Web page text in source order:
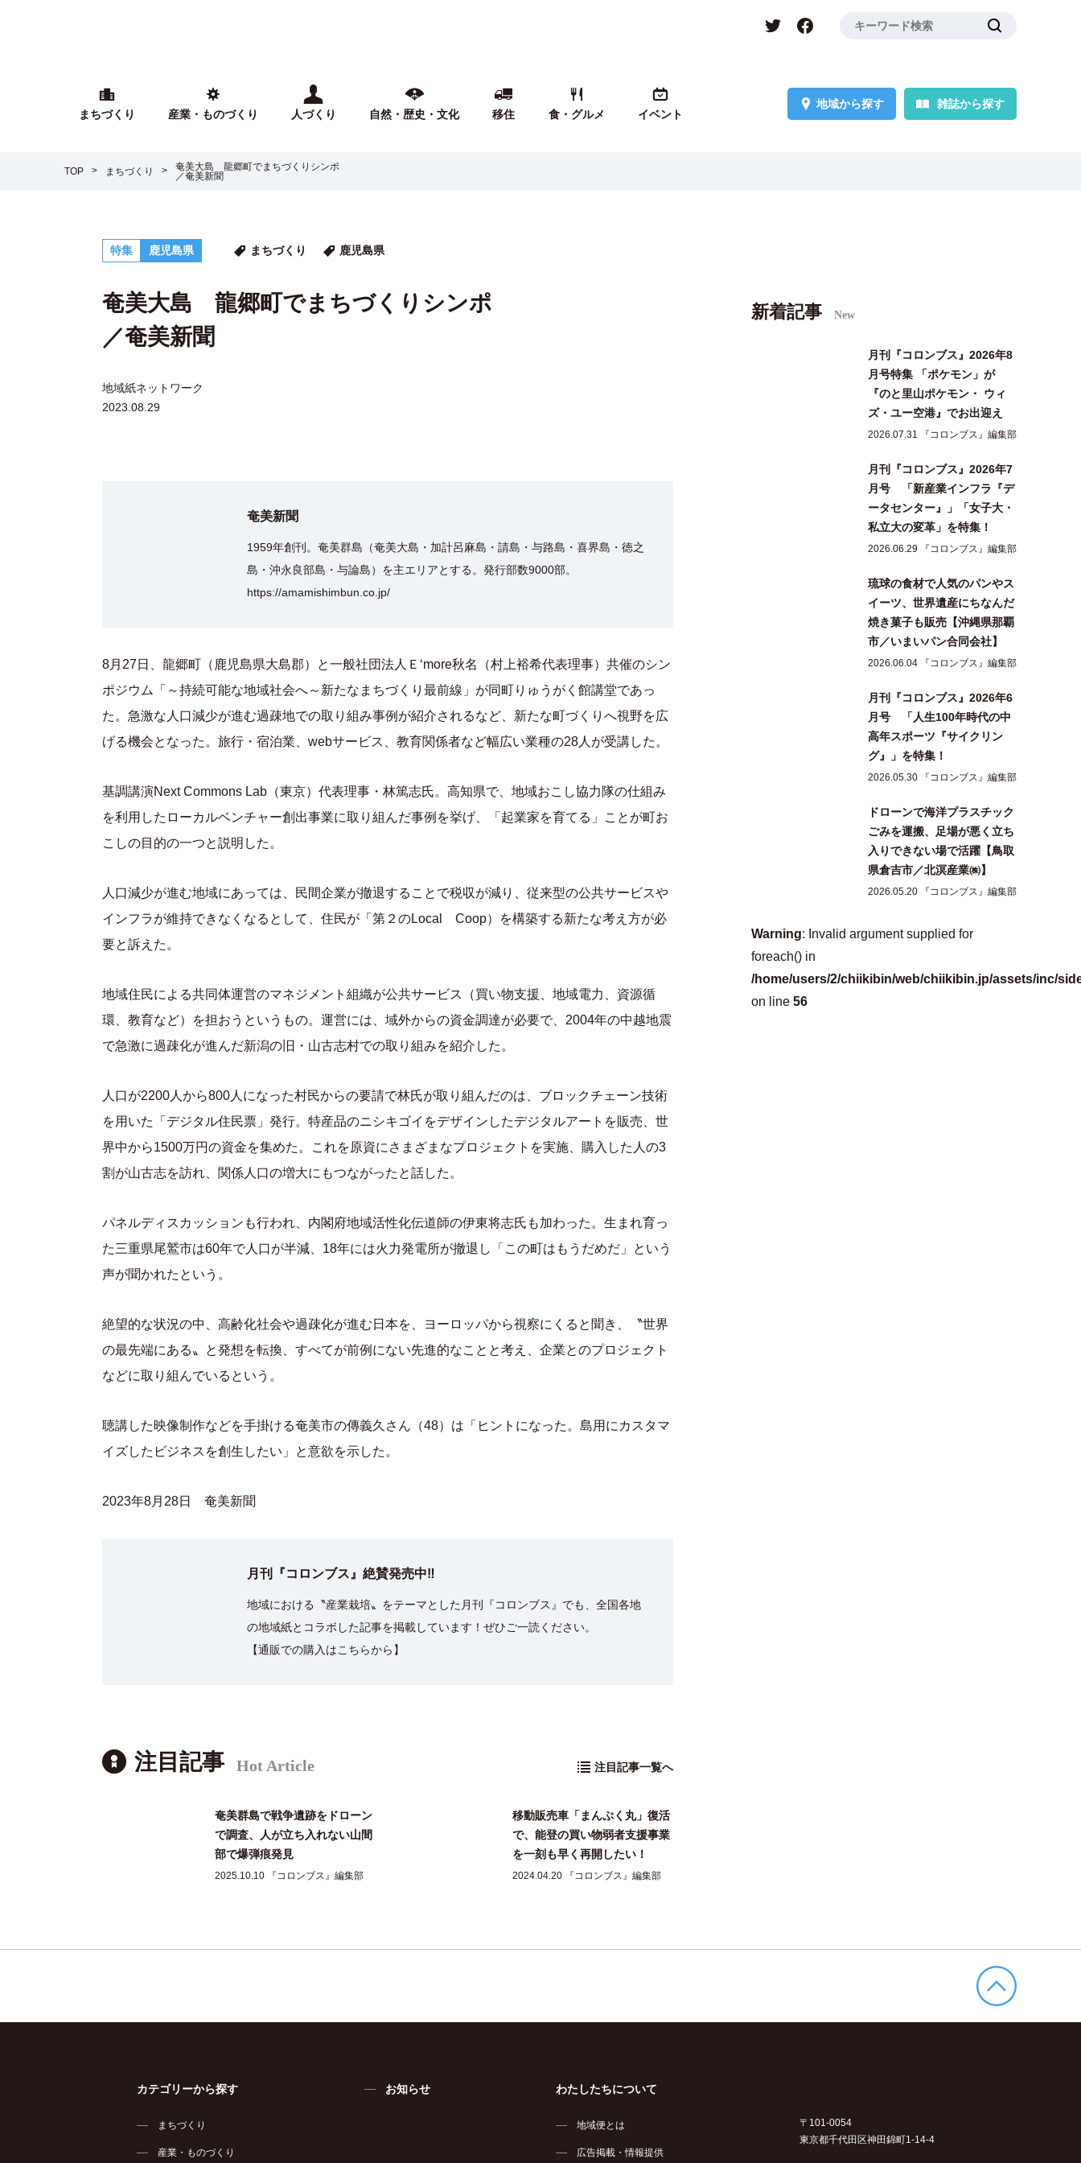
まちづくり 産業・ものづくり 人づくり 自然・歴史・文化 移住 食・グルメ イベント
地域から探す 雑誌から探す
TOP まちづくり
奄美大島 龍郷町でまちづくりシンポ
／奄美新聞
特集 鹿児島県 まちづくり 鹿児島県
奄美大島 龍郷町でまちづくりシンポ
／奄美新聞
地域紙ネットワーク
2023.08.29
奄美新聞
1959年創刊。奄美群島（奄美大島・加計呂麻島・請島・与路島・喜界島・徳之
島・沖永良部島・与論島）を主エリアとする。発行部数9000部。
https://amamishimbun.co.jp/
8月27日、龍郷町（鹿児島県大島郡）と一般社団法人Ｅ‘more秋名（村上裕希代表理事）共催のシン
ポジウム「～持続可能な地域社会へ～新たなまちづくり最前線」が同町りゅうがく館講堂であっ
た。急激な人口減少が進む過疎地での取り組み事例が紹介されるなど、新たな町づくりへ視野を広
げる機会となった。旅行・宿泊業、webサービス、教育関係者など幅広い業種の28人が受講した。
基調講演Next Commons Lab（東京）代表理事・林篤志氏。高知県で、地域おこし協力隊の仕組み
を利用したローカルベンチャー創出事業に取り組んだ事例を挙げ、「起業家を育てる」ことが町お
こしの目的の一つと説明した。
人口減少が進む地域にあっては、民間企業が撤退することで税収が減り、従来型の公共サービスや
インフラが維持できなくなるとして、住民が「第２のLocal Coop）を構築する新たな考え方が必
要と訴えた。
地域住民による共同体運営のマネジメント組織が公共サービス（買い物支援、地域電力、資源循
環、教育など）を担おうというもの。運営には、域外からの資金調達が必要で、2004年の中越地震
で急激に過疎化が進んだ新潟の旧・山古志村での取り組みを紹介した。
人口が2200人から800人になった村民からの要請で林氏が取り組んだのは、ブロックチェーン技術
を用いた「デジタル住民票」発行。特産品のニシキゴイをデザインしたデジタルアートを販売、世
界中から1500万円の資金を集めた。これを原資にさまざまなプロジェクトを実施、購入した人の3
割が山古志を訪れ、関係人口の増大にもつながったと話した。
パネルディスカッションも行われ、内閣府地域活性化伝道師の伊東将志氏も加わった。生まれ育っ
た三重県尾鷲市は60年で人口が半減、18年には火力発電所が撤退し「この町はもうだめだ」という
声が聞かれたという。
絶望的な状況の中、高齢化社会や過疎化が進む日本を、ヨーロッパから視察にくると聞き、〝世界
の最先端にある〟と発想を転換、すべてが前例にない先進的なことと考え、企業とのプロジェクト
などに取り組んでいるという。
聴講した映像制作などを手掛ける奄美市の傳義久さん（48）は「ヒントになった。島用にカスタマ
イズしたビジネスを創生したい」と意欲を示した。
2023年8月28日 奄美新聞
月刊『コロンブス』絶賛発売中‼
地域における〝産業栽培〟をテーマとした月刊『コロンブス』でも、全国各地
の地域紙とコラボした記事を掲載しています！ぜひご一読ください。
【通販での購入はこちらから】
注目記事 Hot Article 注目記事一覧へ
奄美群島で戦争遺跡をドローン
で調査、人が立ち入れない山間
部で爆弾痕発見
2025.10.10 『コロンブス』編集部
移動販売車「まんぷく丸」復活
で、能登の買い物弱者支援事業
を一刻も早く再開したい！
2024.04.20 『コロンブス』編集部
新着記事 New
月刊『コロンブス』2026年8
月号特集 「ポケモン」が
『のと里山ポケモン・ ウィ
ズ・ユー空港』でお出迎え
2026.07.31 『コロンブス』編集部
月刊『コロンブス』2026年7
月号 「新産業インフラ『デ
ータセンター』」「女子大・
私立大の変革」を特集！
2026.06.29 『コロンブス』編集部
琉球の食材で人気のパンやス
イーツ、世界遺産にちなんだ
焼き菓子も販売【沖縄県那覇
市／いまいパン合同会社】
2026.06.04 『コロンブス』編集部
月刊『コロンブス』2026年6
月号 「人生100年時代の中
高年スポーツ『サイクリン
グ』」を特集！
2026.05.30 『コロンブス』編集部
ドローンで海洋プラスチック
ごみを運搬、足場が悪く立ち
入りできない場で活躍【鳥取
県倉吉市／北溟産業㈱】
2026.05.20 『コロンブス』編集部
Warning: Invalid argument supplied for
foreach() in
/home/users/2/chiikibin/web/chiikibin.jp/assets/inc/
on line 56
カテゴリーから探す
まちづくり
産業・ものづくり
お知らせ わたしたちについて
地域便とは
広告掲載・情報提供
〒101-0054
東京都千代田区神田錦町1-14-4